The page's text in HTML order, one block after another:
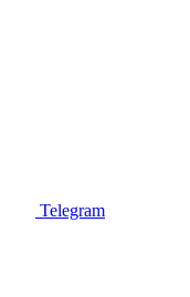
Telegram